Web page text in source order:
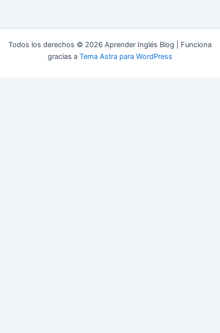
Todos los derechos © 2026 Aprender Inglés Blog | Funciona
gracias a Tema Astra para WordPress